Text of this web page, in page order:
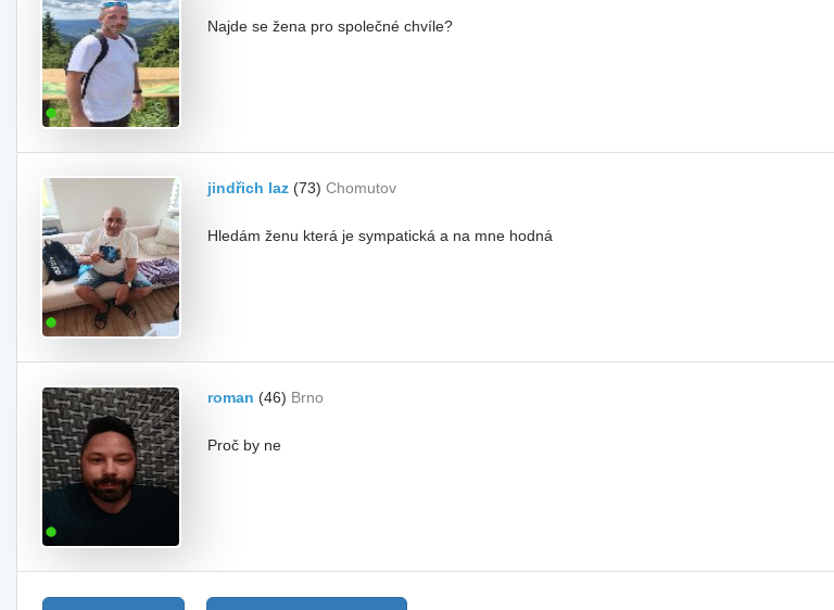
Najde se žena pro společné chvíle?
jindřich laz (73) Chomutov
Hledám ženu která je sympatická a na mne hodná
roman (46) Brno
Proč by ne